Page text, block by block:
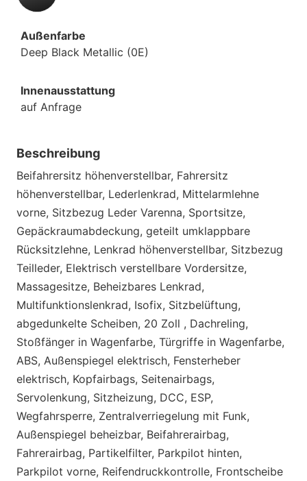
Außenfarbe
Deep Black Metallic (0E)
Innenausstattung
auf Anfrage
Beschreibung
Beifahrersitz höhenverstellbar, Fahrersitz
höhenverstellbar, Lederlenkrad, Mittelarmlehne
vorne, Sitzbezug Leder Varenna, Sportsitze,
Gepäckraumabdeckung, geteilt umklappbare
Rücksitzlehne, Lenkrad höhenverstellbar, Sitzbezug
Teilleder, Elektrisch verstellbare Vordersitze,
Massagesitze, Beheizbares Lenkrad,
Multifunktionslenkrad, Isofix, Sitzbelüftung,
abgedunkelte Scheiben, 20 Zoll , Dachreling,
Stoßfänger in Wagenfarbe, Türgriffe in Wagenfarbe,
ABS, Außenspiegel elektrisch, Fensterheber
elektrisch, Kopfairbags, Seitenairbags,
Servolenkung, Sitzheizung, DCC, ESP,
Wegfahrsperre, Zentralverriegelung mit Funk,
Außenspiegel beheizbar, Beifahrerairbag,
Fahrerairbag, Partikelfilter, Parkpilot hinten,
Parkpilot vorne, Reifendruckkontrolle, Frontscheibe